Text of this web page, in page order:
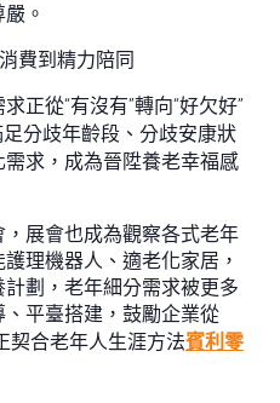
。
費到精力陪同
正從“有沒有”轉向“好欠好”
分歧年齡段、分歧安康狀
求，成為晉陞養老幸福感
展會也成為觀察各式老年
理機器人、適老化家居，
劃，老年細分需求被更多
平臺搭建，鼓勵企業從
契合老年人生涯方法賓利零